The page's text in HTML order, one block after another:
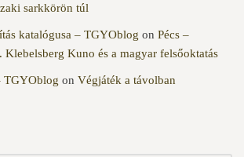
sarkkörön túl
katalógusa – TGYOblog on Pécs –
Klebelsberg Kuno és a magyar felsőoktatás
TGYOblog on Végjáték a távolban